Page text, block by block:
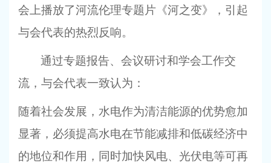
会上播放了河流伦理专题片《河之变》，引起
与会代表的热烈反响。
通过专题报告、会议研讨和学会工作交
流，与会代表一致认为：
随着社会发展，水电作为清洁能源的优势愈加
显著，必须提高水电在节能减排和低碳经济中
的地位和作用，同时加快风电、光伏电等可再